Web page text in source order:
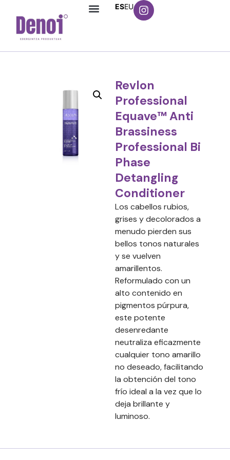
ESEU
Revlon
Professional
Equave™ Anti
Brassiness
Professional Bi
Phase
Detangling
Conditioner
Los cabellos rubios,
grises y decolorados a
menudo pierden sus
bellos tonos naturales
y se vuelven
amarillentos.
Reformulado con un
alto contenido en
pigmentos púrpura,
este potente
desenredante
neutraliza eficazmente
cualquier tono amarillo
no deseado, facilitando
la obtención del tono
frío ideal a la vez que lo
deja brillante y
luminoso.